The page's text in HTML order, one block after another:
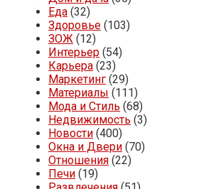
Еда (32)
Здоровье (103)
ЗОЖ (12)
Интерьер (54)
Карьера (23)
Маркетинг (29)
Материалы (111)
Мода и Стиль (68)
Недвижимость (3)
Новости (400)
Окна и Двери (70)
Отношения (22)
Печи (19)